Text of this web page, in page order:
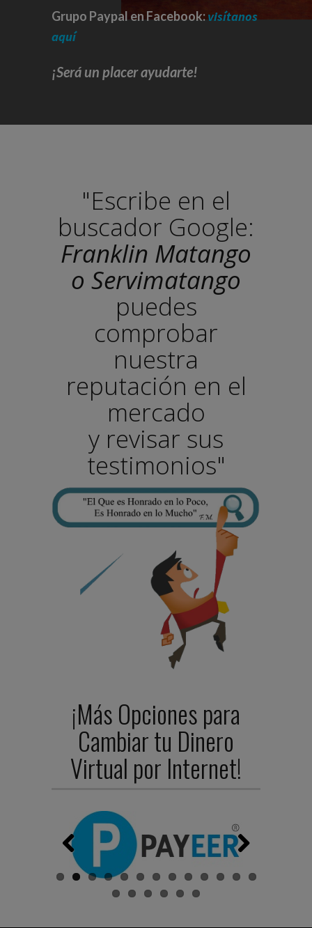
Grupo Paypal en Facebook:visítanos
aquí
¡Será un placer ayudarte!
"Escribe en el
buscador Google:
Franklin Matango
o Servimatango
puedes
comprobar
nuestra
reputación en el
mercado
y revisar sus
testimonios"
¡Más Opciones para
Cambiar tu Dinero
Virtual por Internet!
Previ